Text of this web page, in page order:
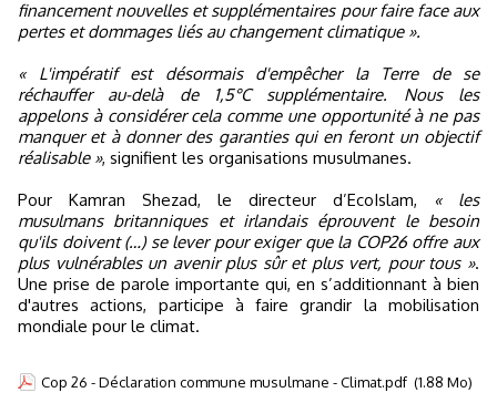
financement nouvelles et supplémentaires pour faire face aux
pertes et dommages liés au changement climatique ».
« L'impératif est désormais d'empêcher la Terre de se
réchauffer au-delà de 1,5°C supplémentaire. Nous les
appelons à considérer cela comme une opportunité à ne pas
manquer et à donner des garanties qui en feront un objectif
réalisable », signifient les organisations musulmanes.
Pour Kamran Shezad, le directeur d’EcoIslam,
« les
musulmans britanniques et irlandais éprouvent le besoin
qu'ils doivent (…) se lever pour exiger que la COP26 offre aux
plus vulnérables un avenir plus sûr et plus vert, pour tous ».
Une prise de parole importante qui, en s’additionnant à bien
d'autres actions, participe à faire grandir la mobilisation
mondiale pour le climat.
Cop 26 - Déclaration commune musulmane - Climat.pdf (1.88 Mo)